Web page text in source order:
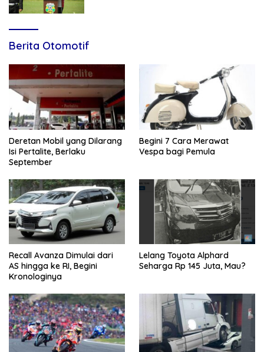
Berita Otomotif
Deretan Mobil yang Dilarang
Isi Pertalite, Berlaku
September
Begini 7 Cara Merawat
Vespa bagi Pemula
Recall Avanza Dimulai dari
AS hingga ke RI, Begini
Kronologinya
Lelang Toyota Alphard
Seharga Rp 145 Juta, Mau?